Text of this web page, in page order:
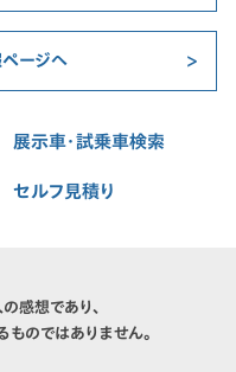
ージへ
展示車・試乗車検索
セルフ見積り
感想であり、
ものではありません。